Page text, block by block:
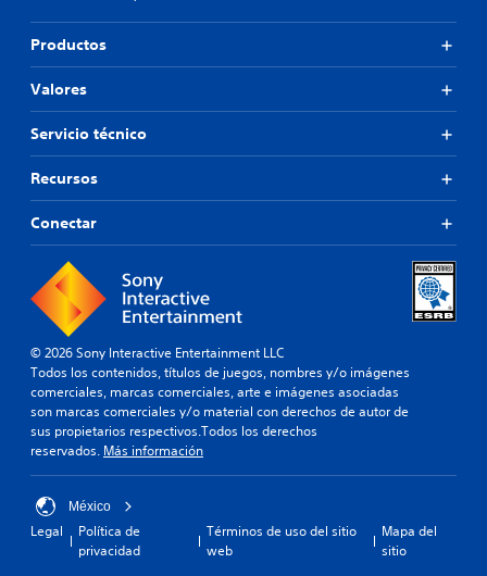
Productos
Valores
Servicio técnico
Recursos
Conectar
© 2026 Sony Interactive Entertainment LLC
Todos los contenidos, títulos de juegos, nombres y/o imágenes
comerciales, marcas comerciales, arte e imágenes asociadas
son marcas comerciales y/o material con derechos de autor de
sus propietarios respectivos.Todos los derechos
reservados. Más información
México
Legal
Política de
privacidad
Términos de uso del sitio
web
Mapa del
sitio